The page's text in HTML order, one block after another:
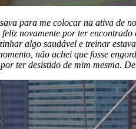
para me colocar na ativa de
feliz novamente por ter
algo saudável e treinar
não achei que fosse
ter desistido de mim mesma.